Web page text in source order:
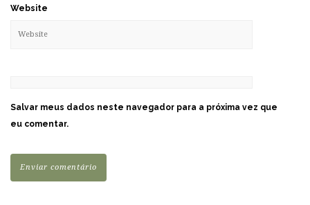
Website
Salvar meus dados neste navegador para a próxima vez que
eu comentar.